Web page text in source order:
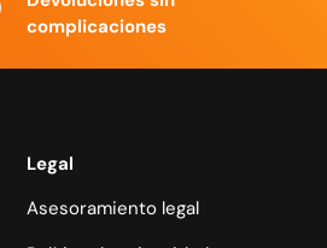
complicaciones
Legal
Asesoramiento legal